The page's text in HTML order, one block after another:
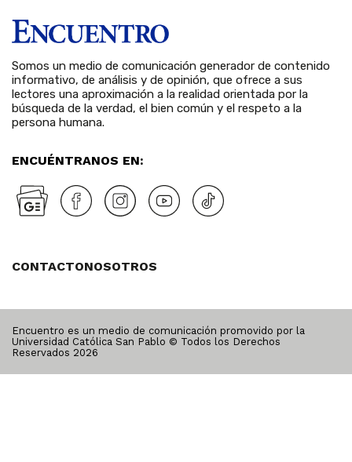
Somos un medio de comunicación generador de contenido
informativo, de análisis y de opinión, que ofrece a sus
lectores una aproximación a la realidad orientada por la
búsqueda de la verdad, el bien común y el respeto a la
persona humana.
ENCUÉNTRANOS EN:
CONTACTONOSOTROS
Encuentro es un medio de comunicación promovido por la
Universidad Católica San Pablo © Todos los Derechos
Reservados 2026